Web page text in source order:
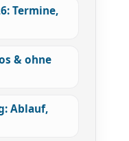
Termine,
& ohne
Ablauf,